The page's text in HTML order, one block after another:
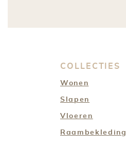
COLLECTIES
Wonen
Slapen
Vloeren
Raambekleding